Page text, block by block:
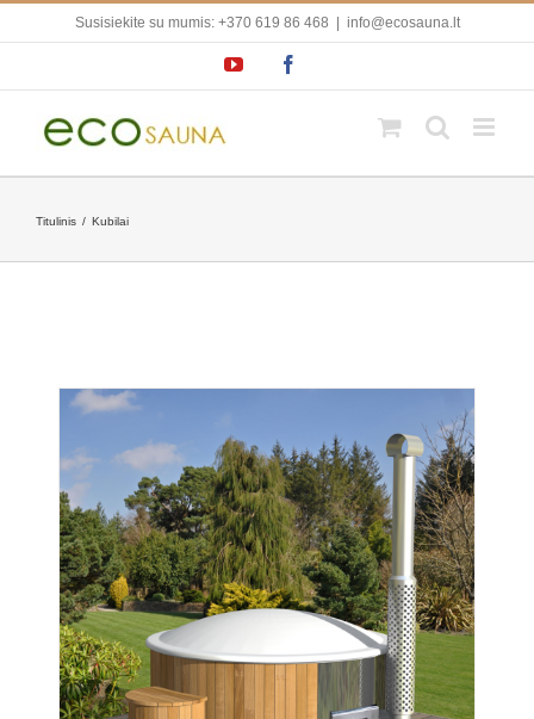
Susisiekite su mumis: +370 619 86 468 info@ecosauna.lt
YouTube
Titulinis / Kubilai